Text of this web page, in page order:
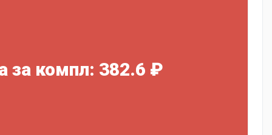
за компл: 382.6 ₽